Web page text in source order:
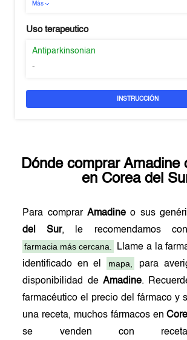
Más
Uso terapeutico
Antiparkinsonian
-
INSTRUCCIÓN
Dónde comprar Amadine
en Corea del
Para comprarAmadine o sus
del Sur, le recomendamos
farmacia más cercana.
Llame a la
identificado en el
mapa,
para
disponibilidad de Amadine.
farmacéutico el precio del fármaco y
una receta, muchos fármacos en
se venden con